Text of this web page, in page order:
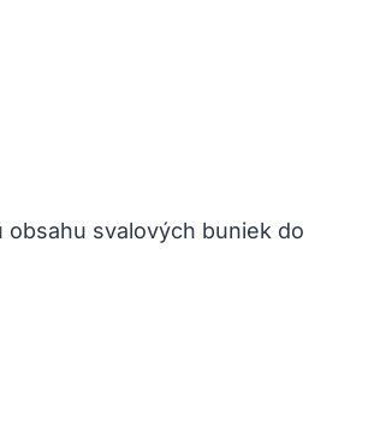
svalových buniek do